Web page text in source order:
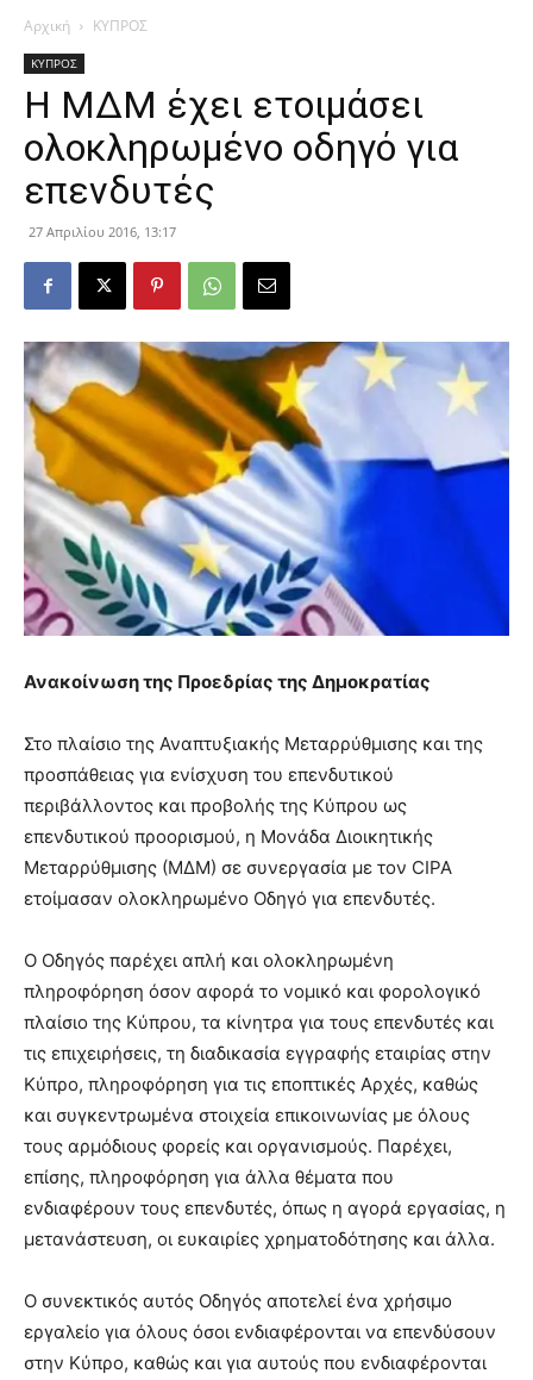
Αρχική ΚΥΠΡΟΣ
ΚΥΠΡΟΣ
Η ΜΔΜ έχει ετοιμάσει
ολοκληρωμένο οδηγό για
επενδυτές
27 Απριλίου 2016, 13:17
Ανακοίνωση της Προεδρίας της Δημοκρατίας
Στο πλαίσιο της Αναπτυξιακής Μεταρρύθμισης και της
προσπάθειας για ενίσχυση του επενδυτικού
περιβάλλοντος και προβολής της Κύπρου ως
επενδυτικού προορισμού, η Μονάδα Διοικητικής
Μεταρρύθμισης (ΜΔΜ) σε συνεργασία με τον CIPA
ετοίμασαν ολοκληρωμένο Οδηγό για επενδυτές.
Ο Οδηγός παρέχει απλή και ολοκληρωμένη
πληροφόρηση όσον αφορά το νομικό και φορολογικό
πλαίσιο της Κύπρου, τα κίνητρα για τους επενδυτές και
τις επιχειρήσεις, τη διαδικασία εγγραφής εταιρίας στην
Κύπρο, πληροφόρηση για τις εποπτικές Αρχές, καθώς
και συγκεντρωμένα στοιχεία επικοινωνίας με όλους
τους αρμόδιους φορείς και οργανισμούς. Παρέχει,
επίσης, πληροφόρηση για άλλα θέματα που
ενδιαφέρουν τους επενδυτές, όπως η αγορά εργασίας, η
μετανάστευση, οι ευκαιρίες χρηματοδότησης και άλλα.
Ο συνεκτικός αυτός Οδηγός αποτελεί ένα χρήσιμο
εργαλείο για όλους όσοι ενδιαφέρονται να επενδύσουν
στην Κύπρο, καθώς και για αυτούς που ενδιαφέρονται